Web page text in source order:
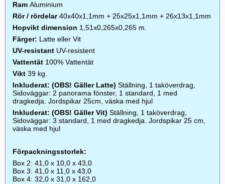
Ram Aluminium
Rör / rördelar40x40x1,1mm + 25x25x1,1mm + 26x13x1,1mm
Hopvikt dimension 1,51x0,265x0,265 m.
Färger: Latte eller Vit
UV-resistant UV-resistent
Vattentät 100% Vattentät
Vikt 39 kg.
Inkluderat: (OBS! Gäller Latte) Ställning, 1 taköverdrag,
Sidoväggar: 2 panorama fönster, 1 standard, 1 med
dragkedja. Jordspikar 25cm, väska med hjul
Inkluderat: (OBS! Gäller Vit) Ställning, 1 taköverdrag,
Sidoväggar: 3 standard, 1 med dragkedja. Jordspikar 25 cm,
väska med hjul
Förpackningsstorlek:
Box 2: 41,0 x 10,0 x 43,0
Box 3: 41,0 x 11,0 x 43,0
Box 4: 32,0 x 31,0 x 162,0